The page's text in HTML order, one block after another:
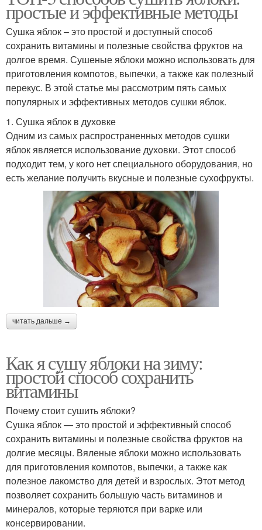
простые и эффективные методы
Сушка яблок – это простой и доступный способ
сохранить витамины и полезные свойства фруктов на
долгое время. Сушеные яблоки можно использовать для
приготовления компотов, выпечки, а также как полезный
перекус. В этой статье мы рассмотрим пять самых
популярных и эффективных методов сушки яблок.
1. Сушка яблок в духовке
Одним из самых распространенных методов сушки
яблок является использование духовки. Этот способ
подходит тем, у кого нет специального оборудования, но
есть желание получить вкусные и полезные сухофрукты.
читать дальше →
Как я сушу яблоки на зиму:
простой способ сохранить
витамины
Почему стоит сушить яблоки?
Сушка яблок — это простой и эффективный способ
сохранить витамины и полезные свойства фруктов на
долгие месяцы. Вяленые яблоки можно использовать
для приготовления компотов, выпечки, а также как
полезное лакомство для детей и взрослых. Этот метод
позволяет сохранить большую часть витаминов и
минералов, которые теряются при варке или
консервировании.